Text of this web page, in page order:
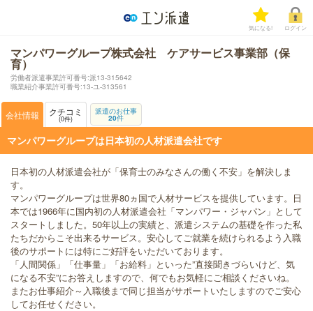
気になる! ログイン
マンパワーグループ株式会社 ケアサービス事業部（保
育）
労働者派遣事業許可番号:派13-315642
職業紹介事業許可番号:13-ユ-313561
会社情報 クチコミ
0件
派遣のお仕事
20件
マンパワーグループは日本初の人材派遣会社です
日本初の人材派遣会社が「保育士のみなさんの働く不安」を解決しま
す。
マンパワーグループは世界80ヵ国で人材サービスを提供しています。日
本では1966年に国内初の人材派遣会社「マンパワー・ジャパン」として
スタートしました。50年以上の実績と、派遣システムの基礎を作った私
たちだからこそ出来るサービス。安心してご就業を続けられるよう入職
後のサポートには特にご好評をいただいております。
「人間関係」「仕事量」「お給料」といった”直接聞きづらいけど、気
になる不安”にお答えしますので、何でもお気軽にご相談くださいね。
またお仕事紹介～入職後まで同じ担当がサポートいたしますのでご安心
してお任せください。